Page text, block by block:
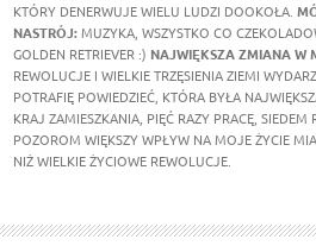
KTÓRY DENERWUJE WIELU LUDZI DOOKOŁA.
NASTRÓJ:MUZYKA, WSZYSTKO CO
GOLDEN RETRIEVER :) NAJWIĘKSZA ZMIANA W
REWOLUCJE I WIELKIE TRZĘSIENIA ZIEMI
POTRAFIĘ POWIEDZIEĆ, KTÓRA BYŁA
KRAJ ZAMIESZKANIA, PIĘĆ RAZY PRACĘ, SIEDEM
POZOROM WIĘKSZY WPŁYW NA MOJE ŻYCIE
NIŻ WIELKIE ŻYCIOWE REWOLUCJE.